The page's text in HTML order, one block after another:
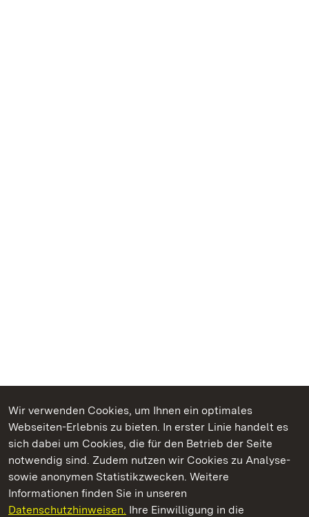
Wir verwenden Cookies, um Ihnen ein optimales
Webseiten-Erlebnis zu bieten. In erster Linie handelt es
sich dabei um Cookies, die für den Betrieb der Seite
notwendig sind. Zudem nutzen wir Cookies zu Analyse-
sowie anonymen Statistikzwecken. Weitere
Informationen finden Sie in unseren
Datenschutzhinweisen. Ihre Einwilligung in die
Kommen. Staunen. Genießen.
Staatliche Schlösser und Gärten Baden‑Württemberg